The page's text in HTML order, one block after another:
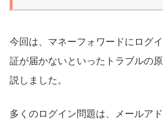
今回は、マネーフォワードにログ
証が届かないといったトラブルの
説しました。
多くのログイン問題は、メールア